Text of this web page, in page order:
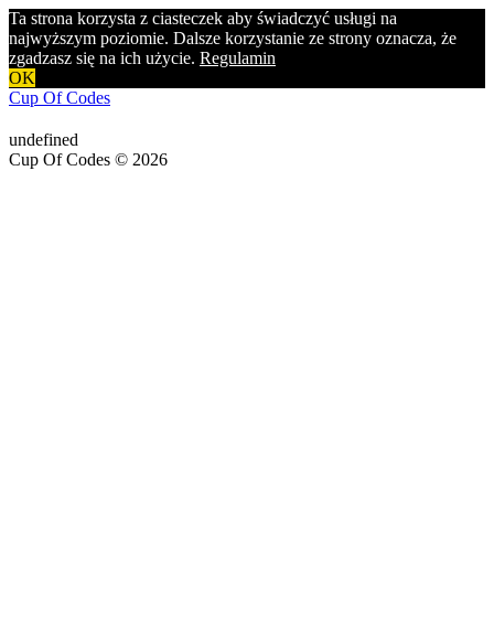
Ta strona korzysta z ciasteczek aby świadczyć usługi na
najwyższym poziomie. Dalsze korzystanie ze strony oznacza, że
zgadzasz się na ich użycie. Regulamin
OK
Cup Of Codes
undefined
Cup Of Codes © 2026